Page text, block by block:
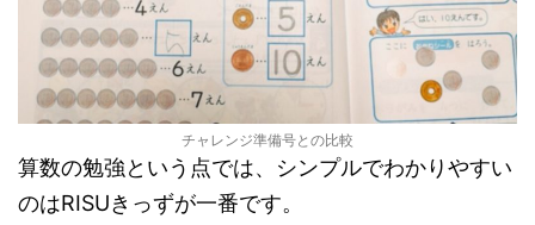
チャレンジ準備号との比較
算数の勉強という点では、シンプルでわかりやすい
のはRISUきっずが一番です。